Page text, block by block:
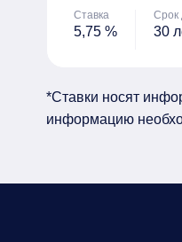
Ставка
5,75 %
Срок
30
*Ставки носят
информацию